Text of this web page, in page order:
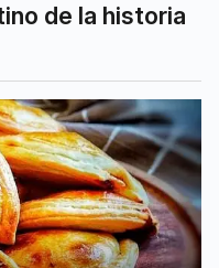
de la historia